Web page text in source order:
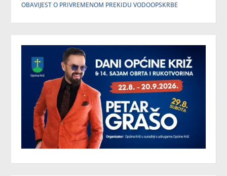
OBAVIJEST O PRIVREMENOM PREKIDU VODOOPSKRBE